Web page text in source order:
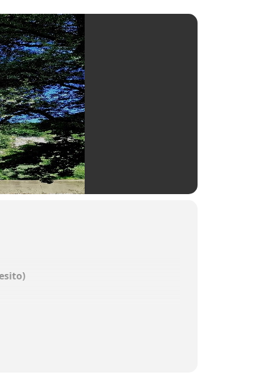
Ratschwanderung des
Waldkapelle.